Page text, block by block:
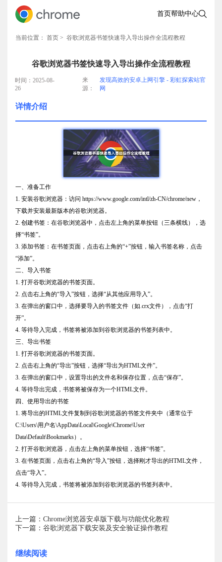
首页帮助中心
当前位置： 首页 > 谷歌浏览器书签快速导入导出操作全流程教程
谷歌浏览器书签快速导入导出操作全流程教程
时间：2025-08-
26
来
源：
发现高效的安卓上网引擎 - 彩虹探索站官
网
详情介绍
一、准备工作
1. 安装谷歌浏览器：访问 https://www.google.com/intl/zh-CN/chrome/new，
下载并安装最新版本的谷歌浏览器。
2. 创建书签：在谷歌浏览器中，点击左上角的菜单按钮（三条横线），选
择“书签”。
3. 添加书签：在书签页面，点击右上角的“+”按钮，输入书签名称，点击
“添加”。
二、导入书签
1. 打开谷歌浏览器的书签页面。
2. 点击右上角的“导入”按钮，选择“从其他应用导入”。
3. 在弹出的窗口中，选择要导入的书签文件（如.crx文件），点击“打
开”。
4. 等待导入完成，书签将被添加到谷歌浏览器的书签列表中。
三、导出书签
1. 打开谷歌浏览器的书签页面。
2. 点击右上角的“导出”按钮，选择“导出为HTML文件”。
3. 在弹出的窗口中，设置导出的文件名和保存位置，点击“保存”。
4. 等待导出完成，书签将被保存为一个HTML文件。
四、使用导出的书签
1. 将导出的HTML文件复制到谷歌浏览器的书签文件夹中（通常位于
C:\Users\用户名\AppData\Local\Google\Chrome\User
Data\Default\Bookmarks）。
2. 打开谷歌浏览器，点击左上角的菜单按钮，选择“书签”。
3. 在书签页面，点击右上角的“导入”按钮，选择刚才导出的HTML文件，
点击“导入”。
4. 等待导入完成，书签将被添加到谷歌浏览器的书签列表中。
上一篇：Chrome浏览器安卓版下载与功能优化教程
下一篇：谷歌浏览器下载安装及安全验证操作教程
继续阅读